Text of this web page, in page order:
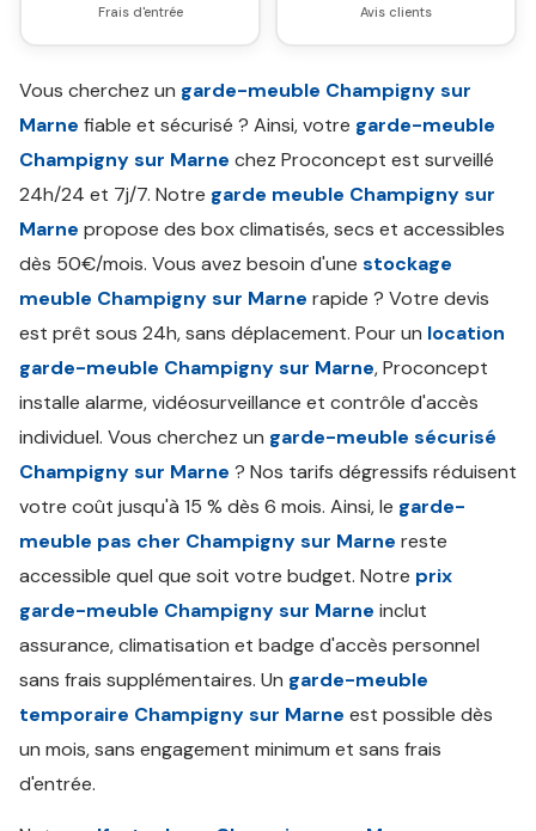
Frais d'entrée Avis clients
Vous cherchez un garde-meuble Champigny sur
Marne fiable et sécurisé ? Ainsi, votre garde-meuble
Champigny sur Marne chez Proconcept est surveillé
24h/24 et 7j/7. Notre garde meuble Champigny sur
Marne propose des box climatisés, secs et accessibles
dès 50€/mois. Vous avez besoin d'une stockage
meuble Champigny sur Marne rapide ? Votre devis
est prêt sous 24h, sans déplacement. Pour un location
garde-meuble Champigny sur Marne, Proconcept
installe alarme, vidéosurveillance et contrôle d'accès
individuel. Vous cherchez un garde-meuble sécurisé
Champigny sur Marne ? Nos tarifs dégressifs réduisent
votre coût jusqu'à 15 % dès 6 mois. Ainsi, le garde-
meuble pas cher Champigny sur Marne reste
accessible quel que soit votre budget. Notre prix
garde-meuble Champigny sur Marne inclut
assurance, climatisation et badge d'accès personnel
sans frais supplémentaires. Un garde-meuble
temporaire Champigny sur Marne est possible dès
un mois, sans engagement minimum et sans frais
d'entrée.